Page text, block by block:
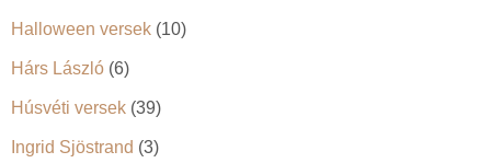
Halloween versek (10)
Hárs László (6)
Húsvéti versek (39)
Ingrid Sjöstrand (3)